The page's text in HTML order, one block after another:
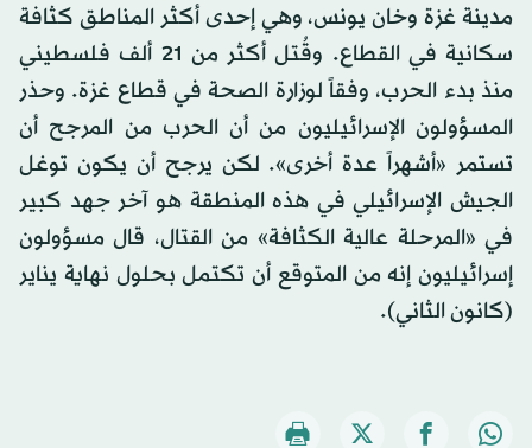
مدينة غزة وخان يونس، وهي إحدى أكثر المناطق كثافة
سكانية في القطاع. وقُتل أكثر من 21 ألف فلسطيني
منذ بدء الحرب، وفقاً لوزارة الصحة في قطاع غزة. وحذر
المسؤولون الإسرائيليون من أن الحرب من المرجح أن
تستمر «أشهراً عدة أخرى». لكن يرجح أن يكون توغل
الجيش الإسرائيلي في هذه المنطقة هو آخر جهد كبير
في «المرحلة عالية الكثافة» من القتال، قال مسؤولون
إسرائيليون إنه من المتوقع أن تكتمل بحلول نهاية يناير
(كانون الثاني).